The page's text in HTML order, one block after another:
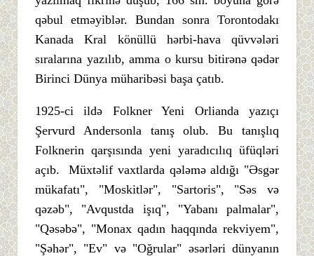
qəbul etməyiblər. Bundan sonra Torontodakı
Kanada Kral könüllü hərbi-hava qüvvələri
sıralarına yazılıb, amma o kursu bitirənə qədər
Birinci Dünya müharibəsi başa çatıb.
1925-ci ildə Folkner Yeni Orlianda yazıçı
Şervurd Andersonla tanış olub. Bu tanışlıq
Folknerin qarşısında yeni yaradıcılıq üfüqləri
açıb. Müxtəlif vaxtlarda qələmə aldığı "Əsgər
mükafatı", "Moskitlər", "Sartoris", "Səs və
qəzəb", "Avqustda işıq", "Yabanı palmalar",
"Qəsəbə", "Monax qadın haqqında rekviyem",
"Şəhər", "Ev" və "Oğrular" əsərləri dünyanın